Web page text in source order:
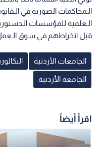
الـمحاكمات الصورية في
الـعلمية للمؤسسات
قبل انخراطهم في سوق
الجامعات الأردنية
الجامعة الأردنية
اقرأ أيضاً